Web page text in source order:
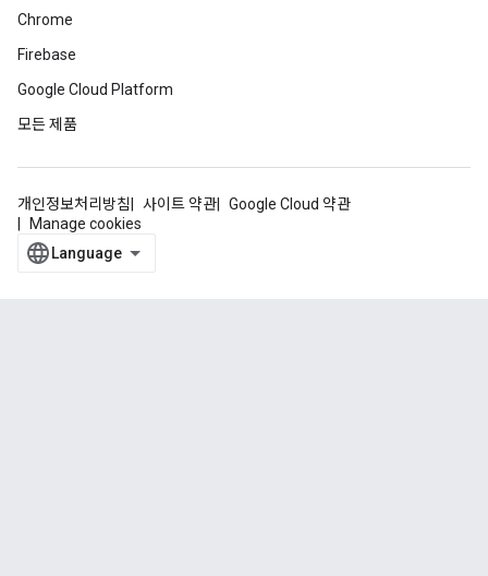
Chrome
Firebase
Google Cloud Platform
모든 제품
개인정보처리방침 사이트 약관
Google Cloud 약관
Manage cookies